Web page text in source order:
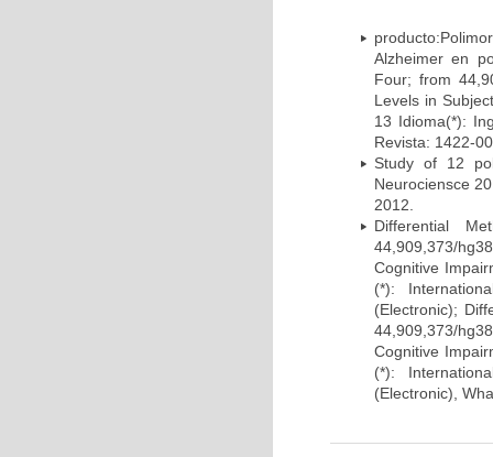
Alzheimer en
Four; from
Levels in
13 Idioma(*):
Revista: 1422-
Study of 12
Neurociensce
2012.
Differential
44,909,373/
Cognitive
(*):
(Electronic);
44,909,373/
Cognitive
(*):
(Electronic),